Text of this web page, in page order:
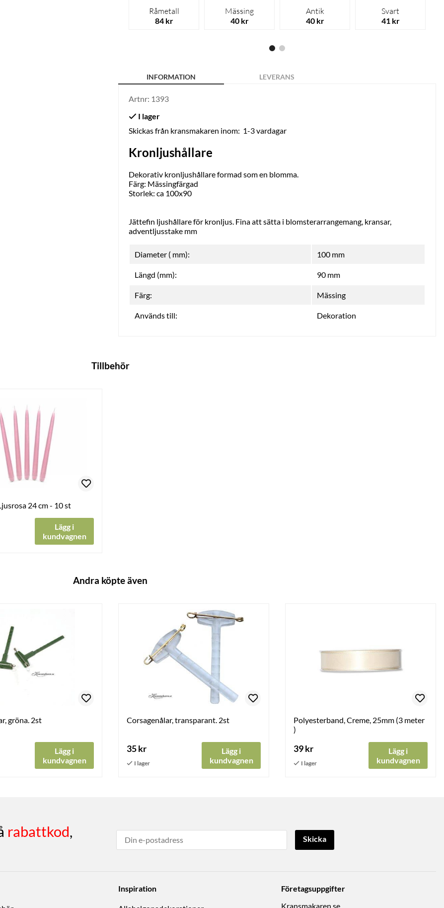
Råmetall
84 kr
Mässing
40 kr
Antik
40 kr
Svart
41 kr
INFORMATION LEVERANS
Artnr: 1393
Skickas från kransmakaren inom: 1-3 vardagar
Kronljushållare
Dekorativ kronljushållare formad som en blomma.
Färg: Mässingfärgad
Storlek: ca 100x90
Jättefin ljushållare för kronljus. Fina att sätta i blomsterarrangemang, kransar,
adventljusstake mm
Diameter ( mm): 100 mm
Längd (mm): 90 mm
Färg: Mässing
Används till: Dekoration
Tillbehör
24 cm - 10 st
Lägg i
kundvagnen
Andra köpte även
gröna. 2st
Lägg i
kundvagnen
Corsagenålar, transparant. 2st
35 kr
Lägg i
kundvagnen
Polyesterband, Creme, 25mm (3 meter
)
39 kr
Lägg i
kundvagnen
rabattkod,
Skicka
Inspiration
Företagsuppgifter
Kransmakaren.se